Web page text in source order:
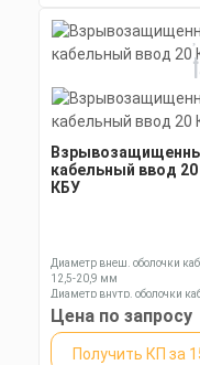
кабельный ввод 20
КБУ
Диаметр внеш. оболочки
12,5-20,9 мм
Диаметр внутр. оболочки
6,5-13,9 мм
Длина: 88,4 мм
Цена по запросу
Получить КП за